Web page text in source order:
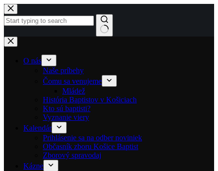
Skip to content
No results
O nás
Naše príbehy
Čomu sa venujeme
Mládež
História Baptistov v Košiciach
Kto sú baptisti?
Vyznanie viery
Kalendár
Prihlásenie sa na odber noviniek
Občasník zboru Košice Baptist
Zborový spravodaj
Kázne